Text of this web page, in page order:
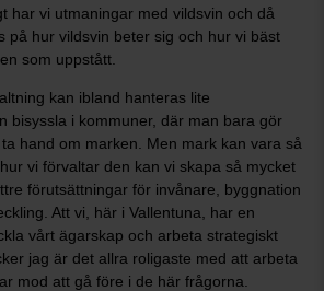
har vi utmaningar med vildsvin och då
på hur vildsvin beter sig och hur vi bäst
som uppstått.
kan ibland hanteras lite
bisyssla i kommuner, där man bara gör
hand om marken. Men mark kan vara så
vi förvaltar den kan vi skapa så mycket
förutsättningar för invånare, byggnation
Att vi, här i Vallentuna, har en
vårt ägarskap och arbeta strategiskt
jag är det allra roligaste med att arbeta
mod att gå före i de här frågorna.